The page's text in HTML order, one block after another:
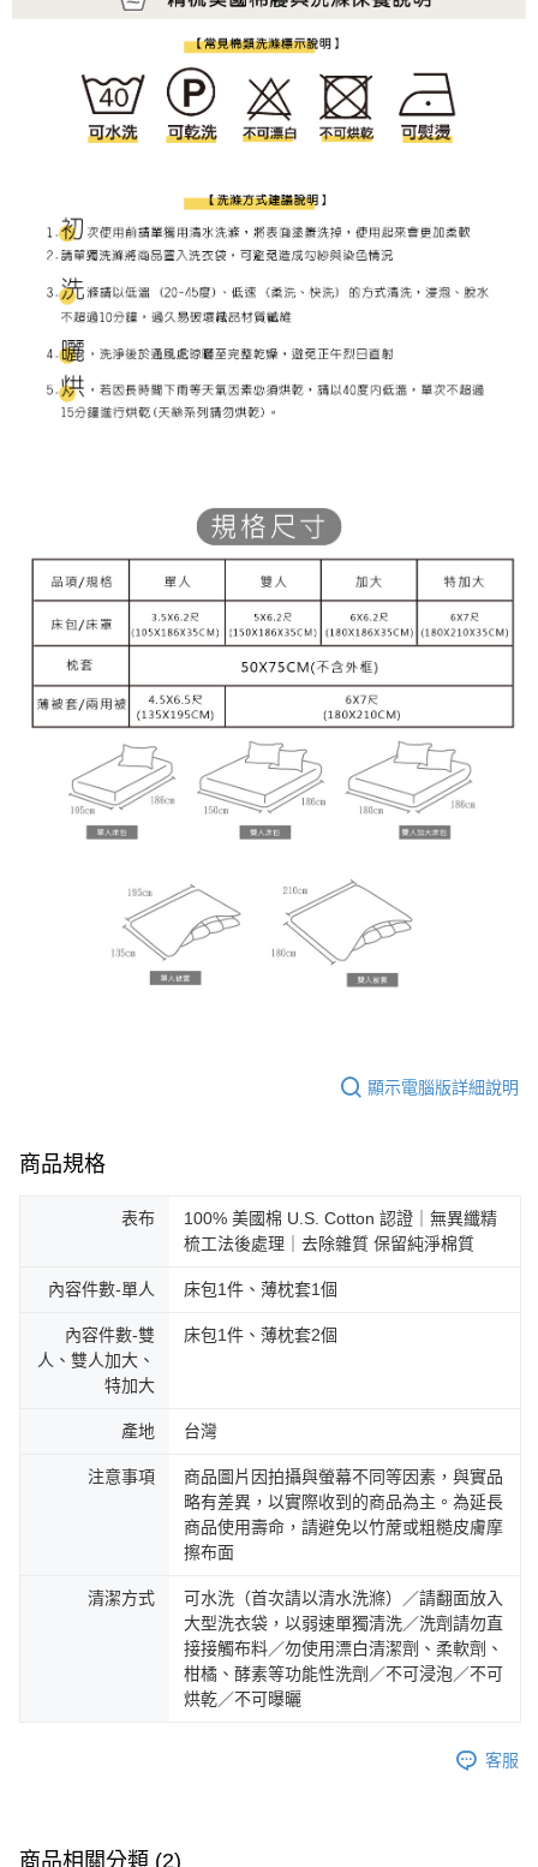
顯示電腦版詳細說明
商品規格
表布
100% 美國棉 U.S. Cotton 認證｜無異纖精
梳工法後處理｜去除雜質 保留純淨棉質
內容件數-單人 床包1件、薄枕套1個
內容件數-雙
人、雙人加大、
特加大
床包1件、薄枕套2個
產地 台灣
注意事項
商品圖片因拍攝與螢幕不同等因素，與實品
略有差異，以實際收到的商品為主。為延長
商品使用壽命，請避免以竹蓆或粗糙皮膚摩
擦布面
清潔方式
可水洗（首次請以清水洗滌）／請翻面放入
大型洗衣袋，以弱速單獨清洗／洗劑請勿直
接接觸布料／勿使用漂白清潔劑、柔軟劑、
柑橘、酵素等功能性洗劑／不可浸泡／不可
烘乾／不可曝曬
客服
商品相關分類 (2)